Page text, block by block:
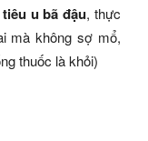
u bã đậu, thực
mà không sợ mổ,
thuốc là khỏi)